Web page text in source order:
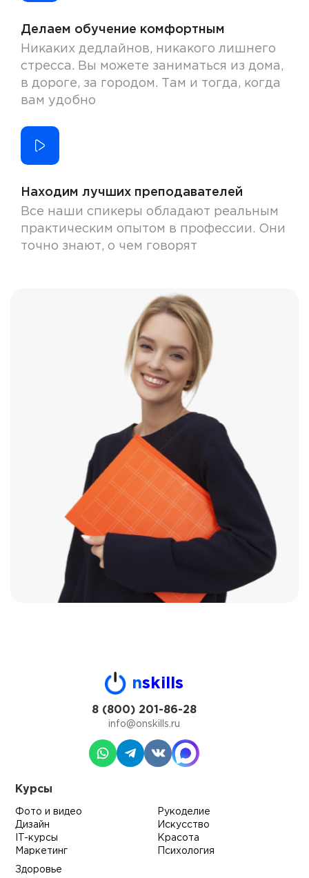
Делаем обучение комфортным
Никаких дедлайнов, никакого лишнего
стресса. Вы можете заниматься из дома,
в дороге, за городом. Там и тогда, когда
вам удобно
Находим лучших преподавателей
Все наши спикеры обладают реальным
практическим опытом в профессии. Они
точно знают, о чем говорят
nskills
8 (800) 201-86-28
info@onskills.ru
Курсы
Фото и видео
Дизайн
IT-курсы
Маркетинг
Рукоделие
Искусство
Красота
Психология
Здоровье